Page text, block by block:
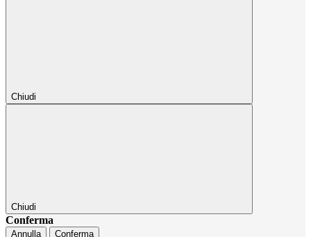
Chiudi
Chiudi
Conferma
Annulla Conferma